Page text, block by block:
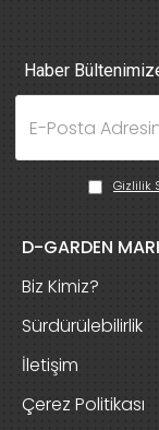
Haber
Gizlilik
D-GARDEN
Biz Kimiz?
Sürdürülebilirlik
İletişim
Çerez Politikası